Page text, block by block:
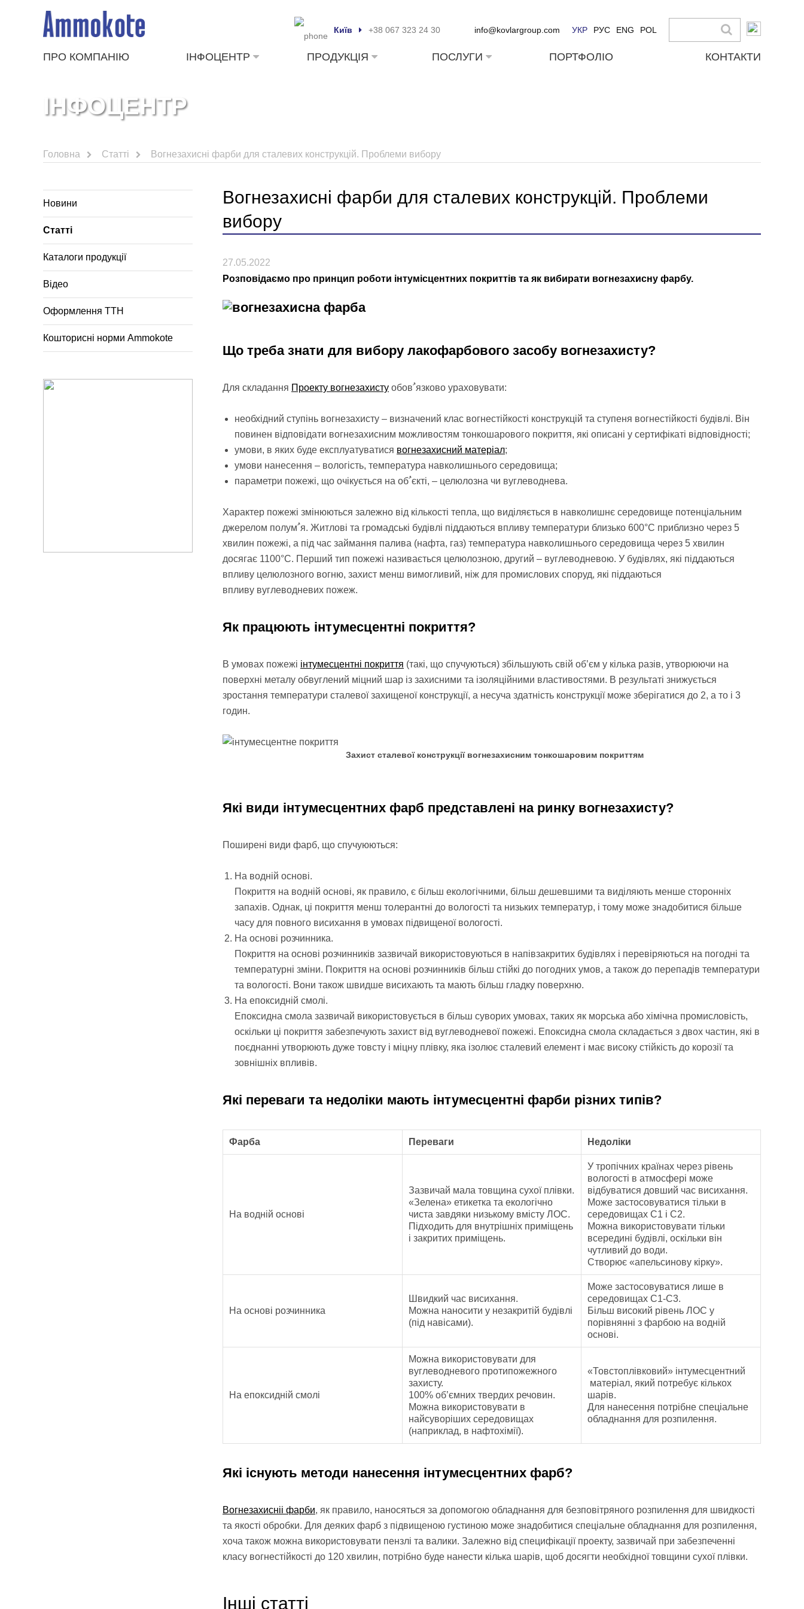
Київ +38 067 323 24 30 info@kovlargroup.com УКР РУС ENG POL
ПРО КОМПАНІЮ ІНФОЦЕНТР ПРОДУКЦІЯ ПОСЛУГИ ПОРТФОЛІО КОНТАКТИ
ІНФОЦЕНТР
Головна Статті Вогнезахисні фарби для сталевих конструкцій. Проблеми вибору
Новини
Статті
Каталоги продукції
Відео
Оформлення ТТН
Кошторисні норми Ammokote
Вогнезахисні фарби для сталевих конструкцій. Проблеми
вибору
27.05.2022
Розповідаємо про принцип роботи інтумісцентних покриттів та як вибирати вогнезахисну фарбу.
Що треба знати для вибору лакофарбового засобу вогнезахисту?
Для складання Проекту вогнезахисту обовﹸязково ураховувати:
необхідний ступінь вогнезахисту – визначений клас вогнестійкості конструкцій та ступеня вогнестійкості будівлі. Він
повинен відповідати вогнезахисним можливостям тонкошарового покриття, які описані у сертифікаті відповідності;
умови, в яких буде експлуатуватися вогнезахисний матеріал;
умови нанесення – вологість, температура навколишнього середовища;
параметри пожежі, що очікується на обﹸєкті, – целюлозна чи вуглеводнева.
Характер пожежі змінюються залежно від кількості тепла, що виділяється в навколишнє середовище потенціальним
джерелом полумﹸя. Житлові та громадські будівлі піддаються впливу температури близько 600°C приблизно через 5
хвилин пожежі, а під час займання палива (нафта, газ) температура навколишнього середовища через 5 хвилин
досягає 1100°C. Перший тип пожежі називається целюлозною, другий – вуглеводневою. У будівлях, які піддаються
впливу целюлозного вогню, захист менш вимогливий, ніж для промислових споруд, які піддаються
впливу вуглеводневих пожеж.
Як працюють інтумесцентні покриття?
В умовах пожежі інтумесцентні покриття (такі, що спучуються) збільшують свій об’єм у кілька разів, утворюючи на
поверхні металу обвуглений міцний шар із захисними та ізоляційними властивостями. В результаті знижується
зростання температури сталевої захищеної конструкції, а несуча здатність конструкції може зберігатися до 2, а то і 3
годин.
Захист сталевої конструкції вогнезахисним тонкошаровим покриттям
Які види інтумесцентних фарб представлені на ринку вогнезахисту?
Поширені види фарб, що спучуюються:
На водній основі.
Покриття на водній основі, як правило, є більш екологічними, більш дешевшими та виділяють менше сторонніх
запахів. Однак, ці покриття менш толерантні до вологості та низьких температур, і тому може знадобитися більше
часу для повного висихання в умовах підвищеної вологості.
На основі розчинника.
Покриття на основі розчинників зазвичай використовуються в напівзакритих будівлях і перевіряються на погодні та
температурні зміни. Покриття на основі розчинників більш стійкі до погодних умов, а також до перепадів температури
та вологості. Вони також швидше висихають та мають більш гладку поверхню.
На епоксидній смолі.
Епоксидна смола зазвичай використовується в більш суворих умовах, таких як морська або хімічна промисловість,
оскільки ці покриття забезпечують захист від вуглеводневої пожежі. Епоксидна смола складається з двох частин, які в
поєднанні утворюють дуже товсту і міцну плівку, яка ізолює сталевий елемент і має високу стійкість до корозії та
зовнішніх впливів.
Які переваги та недоліки мають інтумесцентні фарби різних типів?
Фарба Переваги Недоліки
На водній основі
Зазвичай мала товщина сухої плівки.
«Зелена» етикетка та екологічно
чиста завдяки низькому вмісту ЛОС.
Підходить для внутрішніх приміщень
і закритих приміщень.
У тропічних країнах через рівень
вологості в атмосфері може
відбуватися довший час висихання.
Може застосовуватися тільки в
середовищах C1 і C2.
Можна використовувати тільки
всередині будівлі, оскільки він
чутливий до води.
Створює «апельсинову кірку».
На основі розчинника
Швидкий час висихання.
Можна наносити у незакритій будівлі
(під навісами).
Може застосовуватися лише в
середовищах C1-C3.
Більш високий рівень ЛОС у
порівнянні з фарбою на водній
основі.
На епоксидній смолі
Можна використовувати для
вуглеводневого протипожежного
захисту.
100% об’ємних твердих речовин.
Можна використовувати в
найсуворіших середовищах
(наприклад, в нафтохімії).
«Товстоплівковий» інтумесцентний
матеріал, який потребує кількох
шарів.
Для нанесення потрібне спеціальне
обладнання для розпилення.
Які існують методи нанесення інтумесцентних фарб?
Вогнезахисніі фарби, як правило, наносяться за допомогою обладнання для безповітряного розпилення для швидкості
та якості обробки. Для деяких фарб з підвищеною густиною може знадобитися спеціальне обладнання для розпилення,
хоча також можна використовувати пензлі та валики. Залежно від специфікації проекту, зазвичай при забезпеченні
класу вогнестійкості до 120 хвилин, потрібно буде нанести кілька шарів, щоб досягти необхідної товщини сухої плівки.
Інші статті